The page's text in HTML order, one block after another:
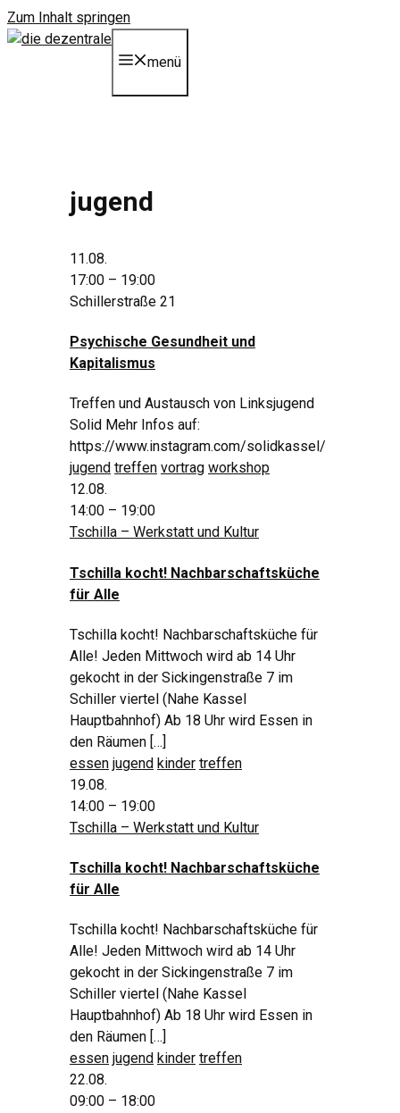
Zum Inhalt springen
menü
jugend
11.08.
17:00 – 19:00
Schillerstraße 21
Psychische Gesundheit und
Kapitalismus
Treffen und Austausch von Linksjugend
Solid Mehr Infos auf:
https://www.instagram.com/solidkassel/
jugend treffen vortrag workshop
12.08.
14:00 – 19:00
Tschilla – Werkstatt und Kultur
Tschilla kocht! Nachbarschaftsküche
für Alle
Tschilla kocht! Nachbarschaftsküche für
Alle! Jeden Mittwoch wird ab 14 Uhr
gekocht in der Sickingenstraße 7 im
Schiller viertel (Nahe Kassel
Hauptbahnhof) Ab 18 Uhr wird Essen in
den Räumen […]
essen jugend kinder treffen
19.08.
14:00 – 19:00
Tschilla – Werkstatt und Kultur
Tschilla kocht! Nachbarschaftsküche
für Alle
Tschilla kocht! Nachbarschaftsküche für
Alle! Jeden Mittwoch wird ab 14 Uhr
gekocht in der Sickingenstraße 7 im
Schiller viertel (Nahe Kassel
Hauptbahnhof) Ab 18 Uhr wird Essen in
den Räumen […]
essen jugend kinder treffen
22.08.
09:00 – 18:00